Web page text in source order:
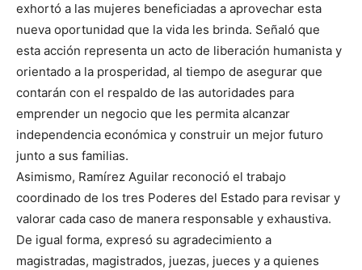
exhortó a las mujeres beneficiadas a aprovechar esta
nueva oportunidad que la vida les brinda. Señaló que
esta acción representa un acto de liberación humanista y
orientado a la prosperidad, al tiempo de asegurar que
contarán con el respaldo de las autoridades para
emprender un negocio que les permita alcanzar
independencia económica y construir un mejor futuro
junto a sus familias.
Asimismo, Ramírez Aguilar reconoció el trabajo
coordinado de los tres Poderes del Estado para revisar y
valorar cada caso de manera responsable y exhaustiva.
De igual forma, expresó su agradecimiento a
magistradas, magistrados, juezas, jueces y a quienes